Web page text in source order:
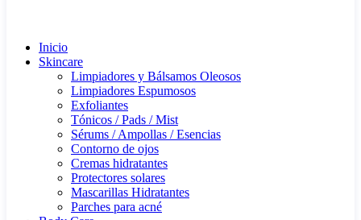
Inicio
Skincare
Limpiadores y Bálsamos Oleosos
Limpiadores Espumosos
Exfoliantes
Tónicos / Pads / Mist
Sérums / Ampollas / Esencias
Contorno de ojos
Cremas hidratantes
Protectores solares
Mascarillas Hidratantes
Parches para acné